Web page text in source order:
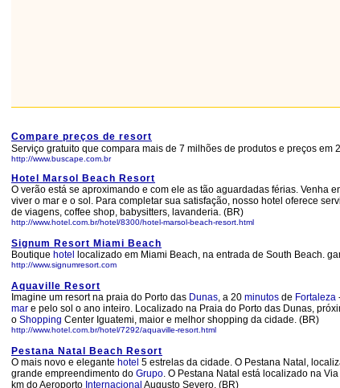
Compare preços de resort
Serviço gratuito que compara mais de 7 milhões de produtos e preços em
http://www.buscape.com.br
Hotel Marsol Beach Resort
O verão está se aproximando e com ele as tão aguardadas férias. Venha
viver o mar e o sol. Para completar sua satisfação, nosso hotel oferece
de viagens, coffee shop, babysitters, lavanderia. (BR)
http://www.hotel.com.br/hotel/8300/hotel-marsol-beach-resort.html
Signum Resort Miami Beach
Boutique hotel localizado em Miami Beach, na entrada de South Beach.
http://www.signumresort.com
Aquaville Resort
Imagine um resort na praia do Porto das Dunas, a 20 minutos de Fortaleza
mar e pelo sol o ano inteiro. Localizado na Praia do Porto das Dunas,
o Shopping Center Iguatemi, maior e melhor shopping da cidade. (BR)
http://www.hotel.com.br/hotel/7292/aquaville-resort.html
Pestana Natal Beach Resort
O mais novo e elegante hotel 5 estrelas da cidade. O Pestana Natal,
grande empreendimento do Grupo. O Pestana Natal está localizado na
km do Aeroporto Internacional Augusto Severo. (BR)